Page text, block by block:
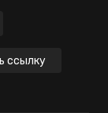
ссылку